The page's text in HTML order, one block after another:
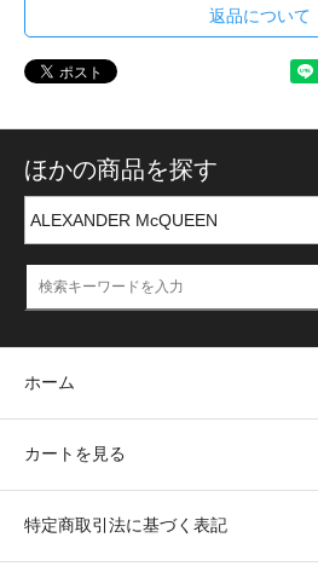
返品について
ほかの商品を探す
ホーム
カートを見る
特定商取引法に基づく表記